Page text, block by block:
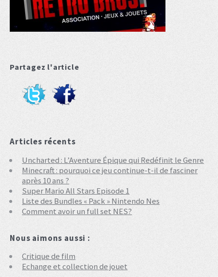
Partagez l'article
Articles récents
Uncharted : L’Aventure Épique qui Redéfinit le Genre
Minecraft : pourquoi ce jeu continue-t-il de fasciner
après 10 ans ?
Super Mario All Stars Episode 1
Liste des Bundles « Pack » Nintendo Nes
Comment avoir un full set NES?
Nous aimons aussi :
Critique de film
Echange et collection de jouet